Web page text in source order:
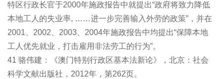
特区行政长官于2000年施政报告中就提出“政府将致力降低
本地工人的失业率, ……进一步完善输入外劳的政策”，并在
2001、2002、2003、2004年施政报告中均提出“保障本地
工人优先就业，打击雇用非法劳工的行为”。
41 骆伟建：《澳门特别行政区基本法新论》，北京：社会
科学文献出版社，2012年，第262页。